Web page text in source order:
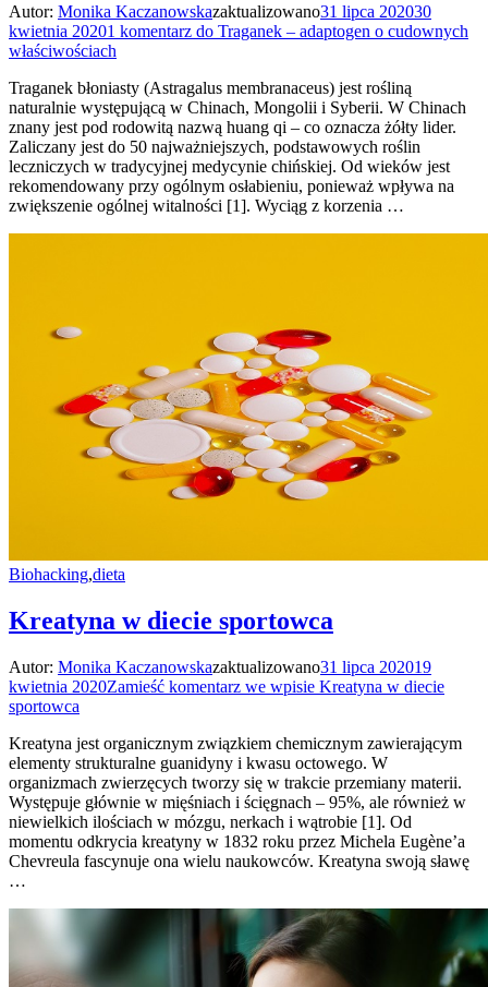
Autor: Monika Kaczanowskazaktualizowano31 lipca 202030
kwietnia 20201 komentarz do Traganek – adaptogen o cudownych
właściwościach
Traganek błoniasty (Astragalus membranaceus) jest rośliną
naturalnie występującą w Chinach, Mongolii i Syberii. W Chinach
znany jest pod rodowitą nazwą huang qi – co oznacza żółty lider.
Zaliczany jest do 50 najważniejszych, podstawowych roślin
leczniczych w tradycyjnej medycynie chińskiej. Od wieków jest
rekomendowany przy ogólnym osłabieniu, ponieważ wpływa na
zwiększenie ogólnej witalności [1]. Wyciąg z korzenia …
Biohacking,dieta
Kreatyna w diecie sportowca
Autor: Monika Kaczanowskazaktualizowano31 lipca 202019
kwietnia 2020Zamieść komentarz we wpisie Kreatyna w diecie
sportowca
Kreatyna jest organicznym związkiem chemicznym zawierającym
elementy strukturalne guanidyny i kwasu octowego. W
organizmach zwierzęcych tworzy się w trakcie przemiany materii.
Występuje głównie w mięśniach i ścięgnach – 95%, ale również w
niewielkich ilościach w mózgu, nerkach i wątrobie [1]. Od
momentu odkrycia kreatyny w 1832 roku przez Michela Eugène’a
Chevreula fascynuje ona wielu naukowców. Kreatyna swoją sławę
…